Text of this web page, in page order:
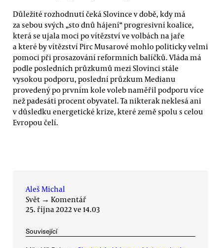
Důležité rozhodnutí čeká Slovince v době, kdy má
za sebou svých „sto dnů hájení“ progresivní koalice,
která se ujala moci po vítězství ve volbách na jaře
a které by vítězství Pirc Musarové mohlo politicky velmi
pomoci při prosazování reformních balíčků. Vláda má
podle posledních průzkumů mezi Slovinci stále
vysokou podporu, poslední průzkum Medianu
provedený po prvním kole voleb naměřil podporu více
než padesáti procent obyvatel. Ta nikterak neklesá ani
v důsledku energetické krize, které země spolu s celou
Evropou čelí.
Aleš Michal
Svět → Komentář
25. října 2022 ve 14.03
Související